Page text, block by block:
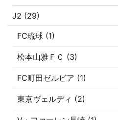
J2 (29)
FC琉球 (1)
松本山雅ＦＣ (3)
FC町田ゼルビア (1)
東京ヴェルディ (2)